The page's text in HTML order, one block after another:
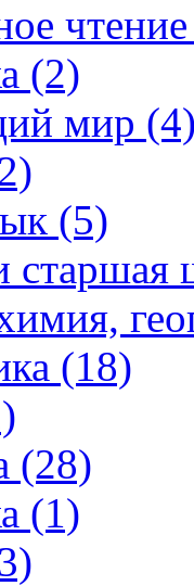
(2)
мир
(5)
старшая
(18)
(28)
(1)